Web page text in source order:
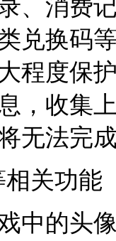
、消费
兑换码
程度保
，收集
无法完
关功能
中的头